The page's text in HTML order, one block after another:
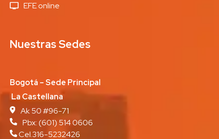
EFE online
Nuestras Sedes
Bogotá – Sede Principal
La Castellana
Ak 50 #96-71
Pbx:(601) 514 0606
Cel.316-5232426